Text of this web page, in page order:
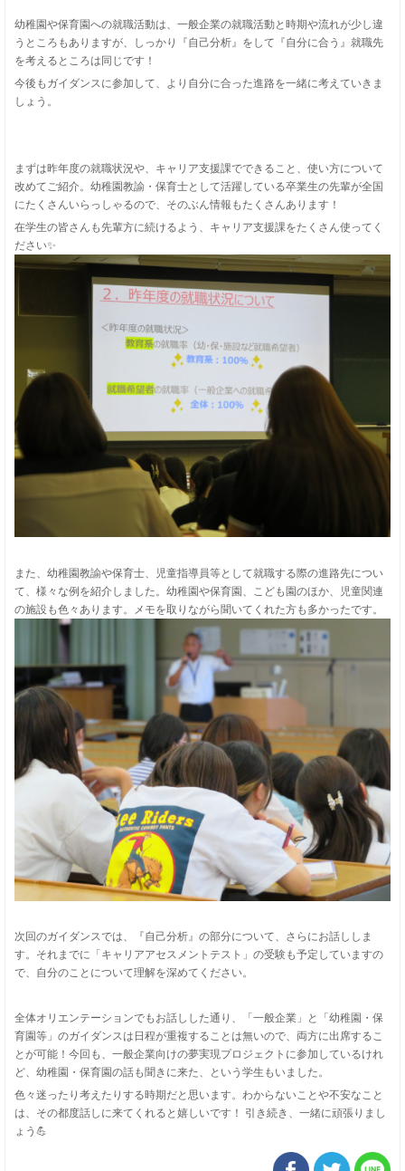
幼稚園や保育園への就職活動は、一般企業の就職活動と時期や流れが少し違
うところもありますが、しっかり『自己分析』をして『自分に合う』就職先
を考えるところは同じです！
今後もガイダンスに参加して、より自分に合った進路を一緒に考えていきま
しょう。
まずは昨年度の就職状況や、キャリア支援課でできること、使い方について
改めてご紹介。幼稚園教諭・保育士として活躍している卒業生の先輩が全国
にたくさんいらっしゃるので、そのぶん情報もたくさんあります！
在学生の皆さんも先輩方に続けるよう、キャリア支援課をたくさん使ってく
ださい✨
また、幼稚園教諭や保育士、児童指導員等として就職する際の進路先につい
て、様々な例を紹介しました。幼稚園や保育園、こども園のほか、児童関連
の施設も色々あります。メモを取りながら聞いてくれた方も多かったです。
次回のガイダンスでは、『自己分析』の部分について、さらにお話ししま
す。それまでに「キャリアアセスメントテスト」の受験も予定していますの
で、自分のことについて理解を深めてください。
全体オリエンテーションでもお話しした通り、「一般企業」と「幼稚園・保
育園等」のガイダンスは日程が重複することは無いので、両方に出席するこ
とが可能！今回も、一般企業向けの夢実現プロジェクトに参加しているけれ
ど、幼稚園・保育園の話も聞きに来た、という学生もいました。
色々迷ったり考えたりする時期だと思います。わからないことや不安なこと
は、その都度話しに来てくれると嬉しいです！ 引き続き、一緒に頑張りまし
ょう💪